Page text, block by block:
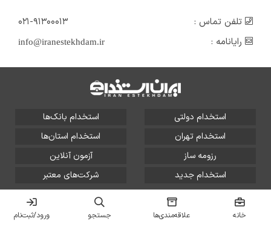
تلفن تماس :
۰۲۱-۹۱۳۰۰۰۱۳
رایانامه :
info@iranestekhdam.ir
استخدام دولتی
استخدام بانک‌ها
استخدام تهران
استخدام استان‌ها
رزومه ساز
آزمون آنلاین
استخدام جدید
شرکت‌های معتبر
تمامی حقوق این سایت برای آلتین سیستم محفوظ است و هر
گونه سوءاستفاده از آن پیگرد قانونی دارد.
خانه علاقه‌مندی‌ها جستجو ورود/ثبت‌نام